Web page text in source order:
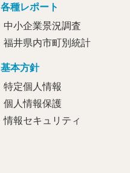
各種レポート
中小企業景況調査
福井県内市町別統計
基本方針
特定個人情報
個人情報保護
情報セキュリティ